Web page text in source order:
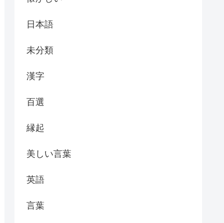
日本語
未分類
漢字
百選
縁起
美しい言葉
英語
言葉